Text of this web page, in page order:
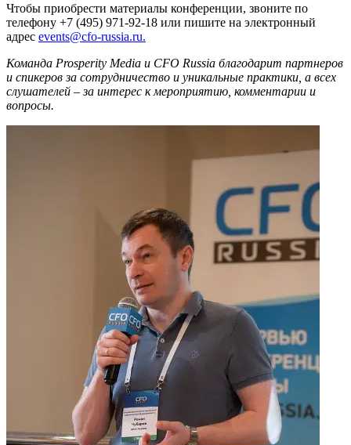
Чтобы приобрести материалы конференции, звоните по
телефону +7 (495) 971-92-18 или пишите на электронный
адрес events@cfo-russia.ru.
Команда Prosperity Media и CFO Russia благодарит партнеров
и спикеров за сотрудничество и уникальные практики, а всех
слушателей – за интерес к мероприятию, комментарии и
вопросы.